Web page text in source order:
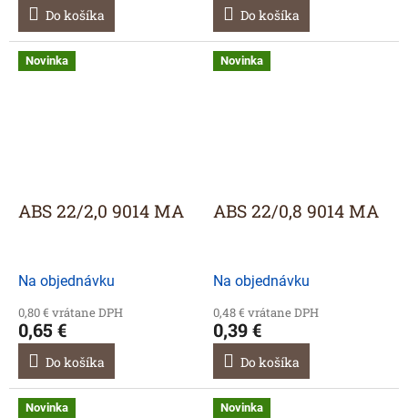
Do košíka Do košíka
Novinka
ABS 22/2,0 9014 MA
Na objednávku
0,80 € vrátane DPH
0,65 €
Do košíka
Novinka
ABS 22/0,8 9014 MA
Na objednávku
0,48 € vrátane DPH
0,39 €
Do košíka
Novinka Novinka